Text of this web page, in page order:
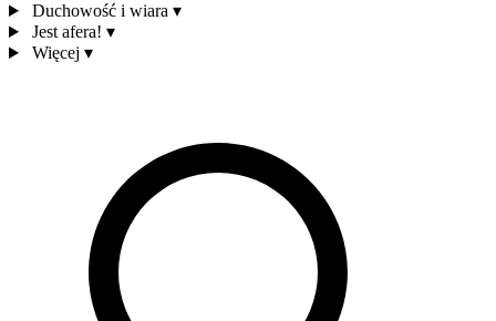
Duchowość i wiara ▾
Jest afera! ▾
Więcej ▾